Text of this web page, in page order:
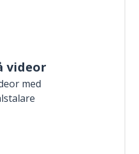
videor
med